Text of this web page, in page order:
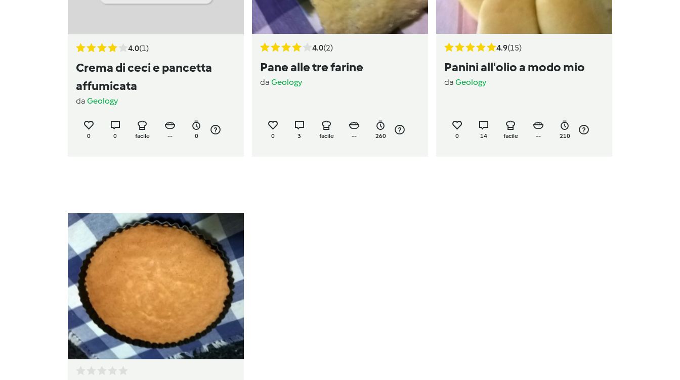
4.0(1)
Crema di ceci e pancetta
affumicata
da Geology
0 0 facile -- 0
4.0(2)
Pane alle tre farine
da Geology
0 3 facile -- 260
4.9(15)
Panini all'olio a modo mio
da Geology
0 14 facile -- 210